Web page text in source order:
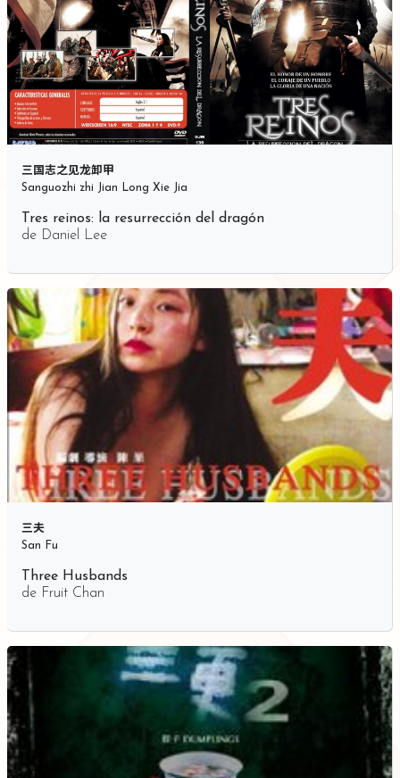
三国志之见龙卸甲
Sanguozhi zhi Jian Long Xie Jia
Tres reinos: la resurrección del dragón
de Daniel Lee
三夫
San Fu
Three Husbands
de Fruit Chan